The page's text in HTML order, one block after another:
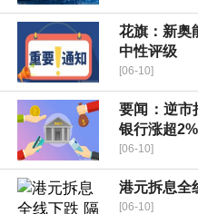
花旗：新奥
中性评级
[06-10]
要闻：逆市
银行涨超
[06-10]
港元拆息全
[06-10]